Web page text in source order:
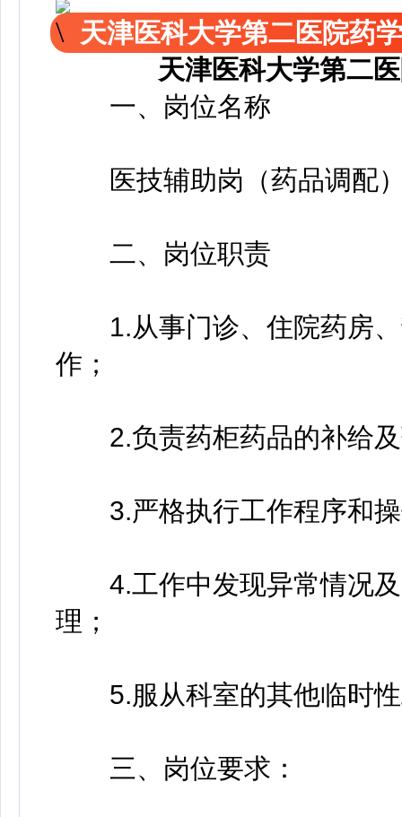
天津医科大学第二医院药
天津医科大学第二
一、岗位名称
医技辅助岗（药品调配
二、岗位职责
1.从事门诊、住院药房、
作；
2.负责药柜药品的补给及
3.严格执行工作程序和操
4.工作中发现异常情况及
理；
5.服从科室的其他临时性
三、岗位要求：